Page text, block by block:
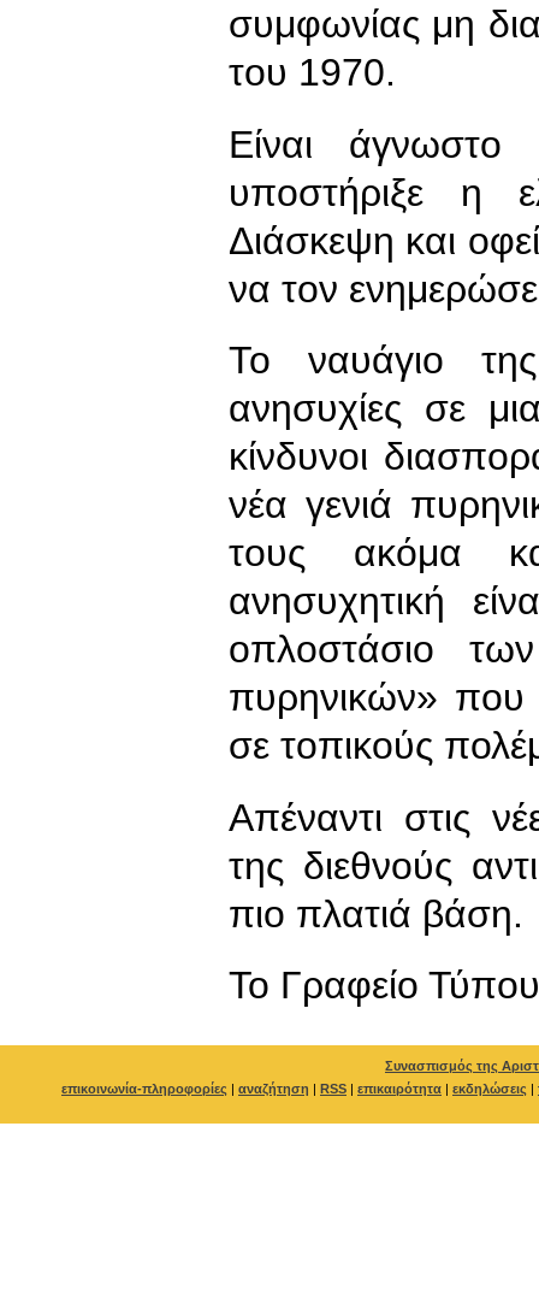
συμφωνίας μη
του 1970.
Είναι
υποστήριξε η
Διάσκεψη και
να τον
Το ναυάγιο
ανησυχίες σε
κίνδυνοι
νέα γενιά
τους ακόμα
ανησυχητική
οπλοστάσιο
πυρηνικών» που
σε τοπικούς
Απέναντι στις
της διεθνούς
πιο πλατιά βάση.
To Γραφείο Τύπου
Συνασπισμός της
επικοινωνία-πληροφορίες | αναζήτηση | RSS | επικαιρότητα | εκδηλώσεις |